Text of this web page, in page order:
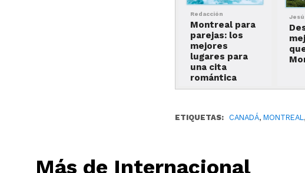
Redacción
Montreal para
parejas: los
mejores
lugares para
una cita
romántica
ETIQUETAS: CANADÁ,MONTREAL,
Más de Internacional